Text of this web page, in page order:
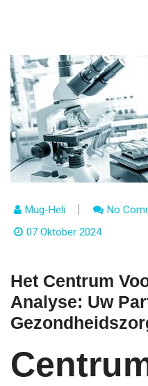
Mug-Heli
No
07 Oktober 2024
Het Centrum
Analyse: Uw